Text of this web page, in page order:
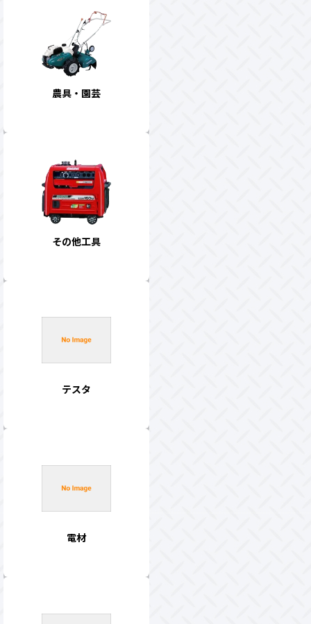
農具・園芸
その他工具
テスタ
電材